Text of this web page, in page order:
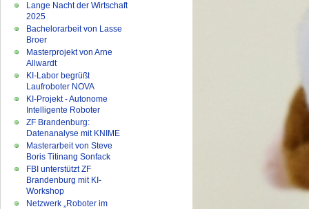
Lange Nacht der Wirtschaft
2025
Bachelorarbeit von Lasse
Broer
Masterprojekt von Arne
Allwardt
KI-Labor begrüßt
Laufroboter NOVA
KI-Projekt - Autonome
Intelligente Roboter
ZF Brandenburg:
Datenanalyse mit KNIME
Masterarbeit von Steve
Boris Titinang Sonfack
FBI unterstützt ZF
Brandenburg mit KI-
Workshop
Netzwerk „Roboter im